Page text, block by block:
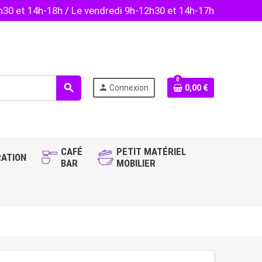
et 14h-18h / Le vendredi 9h-12h30 et 14h-17h
search person Connexion
0
0,00 €
CAFÉ
BAR
PETIT MATÉRIEL
MOBILIER